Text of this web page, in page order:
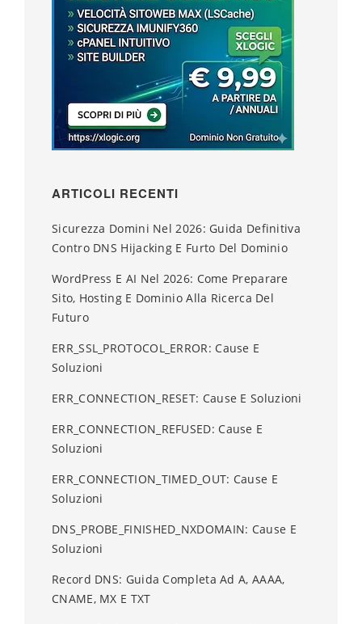
ARTICOLI RECENTI
Sicurezza Domini Nel 2026: Guida Definitiva
Contro DNS Hijacking E Furto Del Dominio
WordPress E AI Nel 2026: Come Preparare
Sito, Hosting E Dominio Alla Ricerca Del
Futuro
ERR_SSL_PROTOCOL_ERROR: Cause E
Soluzioni
ERR_CONNECTION_RESET: Cause E Soluzioni
ERR_CONNECTION_REFUSED: Cause E
Soluzioni
ERR_CONNECTION_TIMED_OUT: Cause E
Soluzioni
DNS_PROBE_FINISHED_NXDOMAIN: Cause E
Soluzioni
Record DNS: Guida Completa Ad A, AAAA,
CNAME, MX E TXT